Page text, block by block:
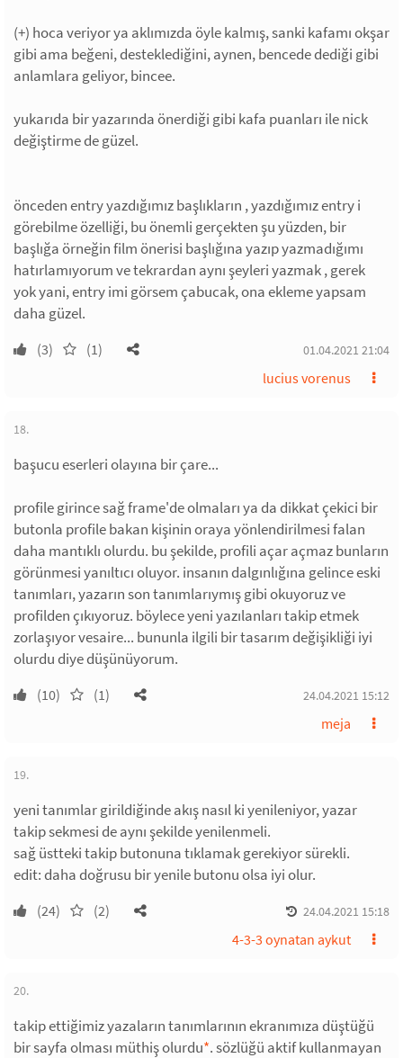
(+) hoca veriyor ya aklımızda öyle kalmış, sanki kafamı okşar
gibi ama beğeni, desteklediğini, aynen, bencede dediği gibi
anlamlara geliyor, bincee.
yukarıda bir yazarında önerdiği gibi kafa puanları ile nick
değiştirme de güzel.
önceden entry yazdığımız başlıkların , yazdığımız entry i
görebilme özelliği, bu önemli gerçekten şu yüzden, bir
başlığa örneğin film önerisi başlığına yazıp yazmadığımı
hatırlamıyorum ve tekrardan aynı şeyleri yazmak , gerek
yok yani, entry imi görsem çabucak, ona ekleme yapsam
daha güzel.
(3) (1) 01.04.2021 21:04
lucius vorenus
18.
başucu eserleri olayına bir çare...
profile girince sağ frame'de olmaları ya da dikkat çekici bir
butonla profile bakan kişinin oraya yönlendirilmesi falan
daha mantıklı olurdu. bu şekilde, profili açar açmaz bunların
görünmesi yanıltıcı oluyor. insanın dalgınlığına gelince eski
tanımları, yazarın son tanımlarıymış gibi okuyoruz ve
profilden çıkıyoruz. böylece yeni yazılanları takip etmek
zorlaşıyor vesaire... bununla ilgili bir tasarım değişikliği iyi
olurdu diye düşünüyorum.
(10) (1) 24.04.2021 15:12
meja
19.
yeni tanımlar girildiğinde akış nasıl ki yenileniyor, yazar
takip sekmesi de aynı şekilde yenilenmeli.
sağ üstteki takip butonuna tıklamak gerekiyor sürekli.
edit: daha doğrusu bir yenile butonu olsa iyi olur.
(24) (2) 24.04.2021 15:18
4-3-3 oynatan aykut
20.
takip ettiğimiz yazaların tanımlarının ekranımıza düştüğü
bir sayfa olması müthiş olurdu*. sözlüğü aktif kullanmayan